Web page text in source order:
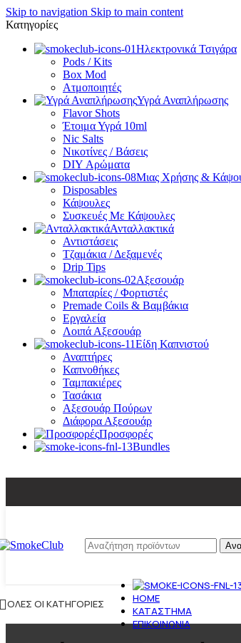
Skip to navigation Skip to main content
Κατηγορίες
Ηλεκτρονικά Τσιγάρα
Pods / Kits
Box Mod
Ατμοποιητές
Υγρά Αναπλήρωσης
Flavor Shots
Έτοιμα Υγρά 10ml
Nic Salts
Νικοτίνες / Βάσεις
DIY Αρώματα
Μιας Χρήσης &
Disposables
Κάψουλες
Συσκευές Με Κάψουλες
Ανταλλακτικά
Αντιστάσεις
Τζαμάκια / Δεξαμενές
Drip Tips
Αξεσουάρ
Μπαταρίες / Φορτιστές
Premade Coils & Βαμβάκια
Εργαλεία
Λοιπά Αξεσουάρ
Είδη Καπνιστού
Αναπτήρες
Καπνοθήκες
Ταμπακιέρες
Τασάκια
Αξεσουάρ Πούρων
Διάφορα Αξεσουάρ
Προσφορές
Bundles
ΌΛΕΣ ΟΙ ΚΑΤΗΓΟΡΊΕΣ
HOME
ΚΑΤΆΣΤΗΜΑ
ΕΠΙΚΟΙΝΩΝΊΑ